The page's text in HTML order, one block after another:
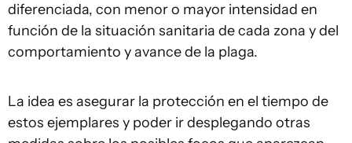
diferenciada, con menor o mayor intensidad en
función de la situación sanitaria de cada zona y del
comportamiento y avance de la plaga.
La idea es asegurar la protección en el tiempo de
estos ejemplares y poder ir desplegando otras